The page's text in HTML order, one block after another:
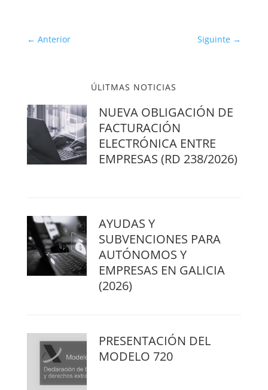
← Anterior Siguinte →
ÚLITMAS NOTICIAS
NUEVA OBLIGACIÓN DE
FACTURACIÓN
ELECTRÓNICA ENTRE
EMPRESAS (RD 238/2026)
AYUDAS Y
SUBVENCIONES PARA
AUTÓNOMOS Y
EMPRESAS EN GALICIA
(2026)
PRESENTACIÓN DEL
MODELO 720